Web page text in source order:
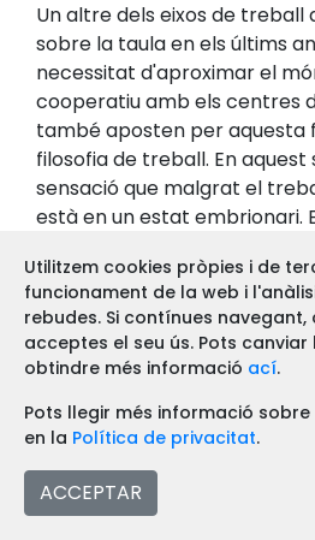
Un altre dels eixos de treball
sobre la taula en els últims
necessitat d'aproximar el
cooperatiu amb els centres
també aposten per aquesta
filosofia de treball. En aquest
sensació que malgrat el
està en un estat embrionari.
volem que es veja complit
començar a tenir reunions
de Cooperatives de la
(CONCOVAL) i tots els
futur ja que dins del món de
cooperativa hi ha molt de
gràfiques. I els pocs centres
cooperatius que treballem
Utilitzem cookies pròpies i de
funcionament de la web i
rebudes. Si contínues
acceptes el seu ús. Pots
obtindre més informació ací.
Pots llegir més informació
en la Política de privacitat.
ACCEPTAR